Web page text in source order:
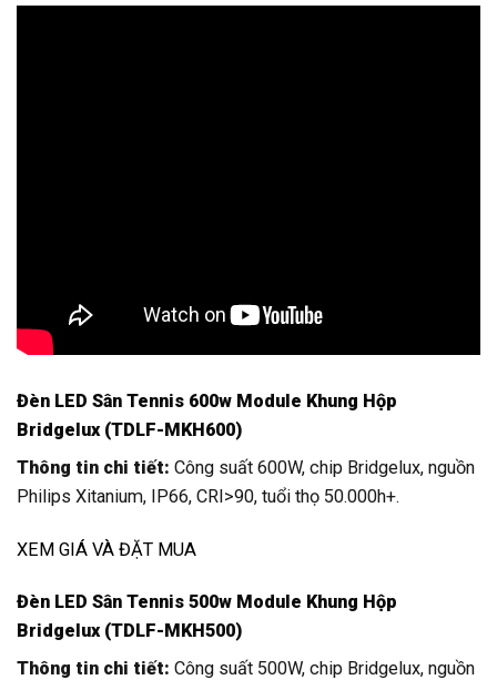
Đèn LED Sân Tennis 600w Module Khung Hộp
Bridgelux (TDLF-MKH600)
Thông tin chi tiết: Công suất 600W, chip Bridgelux, nguồn
Philips Xitanium, IP66, CRI>90, tuổi thọ 50.000h+.
XEM GIÁ VÀ ĐẶT MUA
Đèn LED Sân Tennis 500w Module Khung Hộp
Bridgelux (TDLF-MKH500)
Thông tin chi tiết: Công suất 500W, chip Bridgelux, nguồn